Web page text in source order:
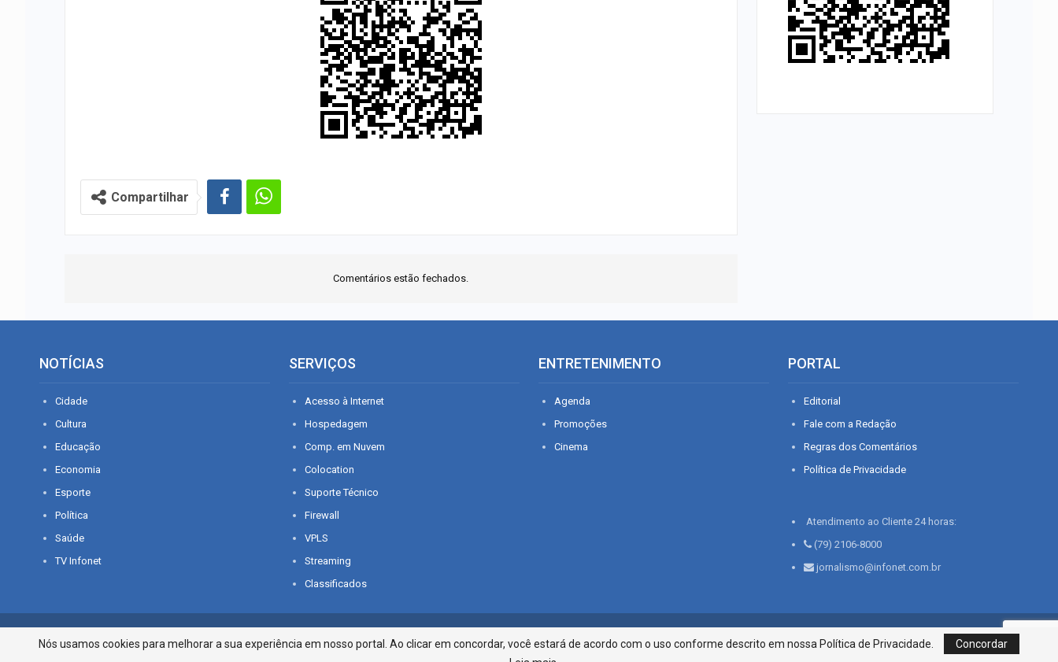
Compartilhar
Comentários estão fechados.
NOTÍCIAS
Cidade
Cultura
Educação
Economia
Esporte
Política
Saúde
TV Infonet
SERVIÇOS
Acesso à Internet
Hospedagem
Comp. em Nuvem
Colocation
Suporte Técnico
Firewall
VPLS
Streaming
Classificados
ENTRETENIMENTO
Agenda
Promoções
Cinema
PORTAL
Editorial
Fale com a Redação
Regras dos Comentários
Política de Privacidade
Atendimento ao Cliente 24 horas:
(79) 2106-8000
jornalismo@infonet.com.br
© 2026 - O que é notícia em Sergipe. Todos os direitos reservados.
Infonet - Rua Monsenhor Silveira 276, Bairro São José | Aracaju-SE, CEP 49015-030, Fone: 79.2106.8000 - CI
Centro de Informações LTDA
Nós usamos cookies para melhorar a sua experiência em nosso portal. Ao clicar em concordar, você estará de acordo com o uso conforme descrito em nossa Política de Privacidade.
Concordar